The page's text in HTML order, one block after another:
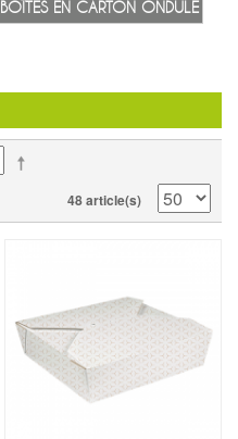
BOÎTES EN CARTON ONDULÉ
48 article(s)